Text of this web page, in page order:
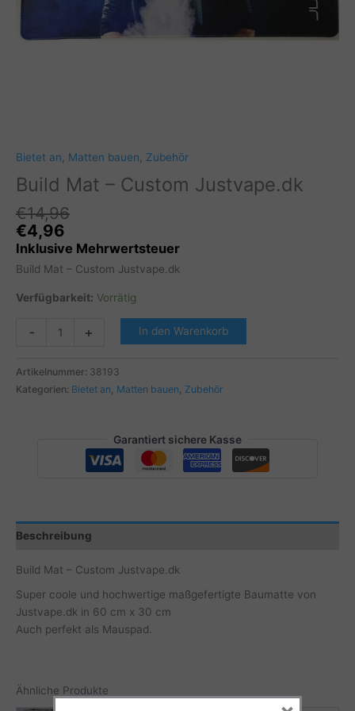
Bietet an Matten bauen Zubehör
Build Mat – Custom Justvape.dk
€14,96
Ursprünglicher
Preis
war:
€4,96
Inklusive Mehrwertsteuer
Build Mat – Custom Justvape.dk
Verfügbarkeit: Vorrätig
-
Custom
Justvape.dk
+ In den Warenkorb
Artikelnummer: 38193
Kategorien: Bietet an Matten bauen Zubehör
Garantiert sichere Kasse
Beschreibung
Build Mat – Custom Justvape.dk
Super coole und hochwertige maßgefertigte Baumatte von
Justvape.dk in 60 cm x 30 cm
Auch perfekt als Mauspad.
Ähnliche Produkte